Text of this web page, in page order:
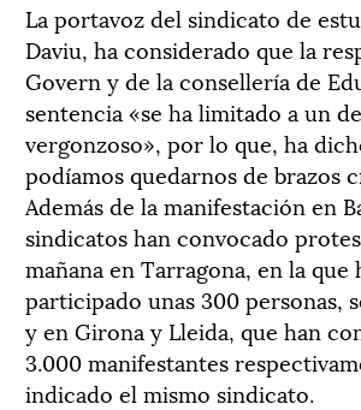
La portavoz del sindicato de
Daviu, ha considerado que la
Govern y de la consellería de
sentencia «se ha limitado a un
vergonzoso», por lo que, ha
podíamos quedarnos de brazos
Además de la manifestación en
sindicatos han convocado
mañana en Tarragona, en la que
participado unas 300 personas,
y en Girona y Lleida, que han
3.000 manifestantes
indicado el mismo sindicato.